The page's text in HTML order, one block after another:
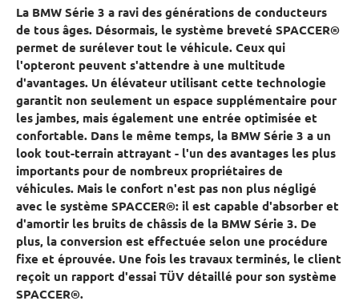
La BMW Série 3 a ravi des générations de conducteurs
de tous âges. Désormais, le système breveté SPACCER®
permet de surélever tout le véhicule. Ceux qui
l'opteront peuvent s'attendre à une multitude
d'avantages. Un élévateur utilisant cette technologie
garantit non seulement un espace supplémentaire pour
les jambes, mais également une entrée optimisée et
confortable. Dans le même temps, la BMW Série 3 a un
look tout-terrain attrayant - l'un des avantages les plus
importants pour de nombreux propriétaires de
véhicules. Mais le confort n'est pas non plus négligé
avec le système SPACCER®: il est capable d'absorber et
d'amortir les bruits de châssis de la BMW Série 3. De
plus, la conversion est effectuée selon une procédure
fixe et éprouvée. Une fois les travaux terminés, le client
reçoit un rapport d'essai TÜV détaillé pour son système
SPACCER®.